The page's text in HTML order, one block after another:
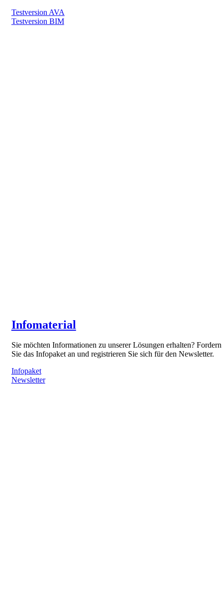
Testversion AVA
Testversion BIM
Infomaterial
Sie möchten Informationen zu unserer Lösungen erhalten? Fordern
Sie das Infopaket an und registrieren Sie sich für den Newsletter.
Infopaket
Newsletter